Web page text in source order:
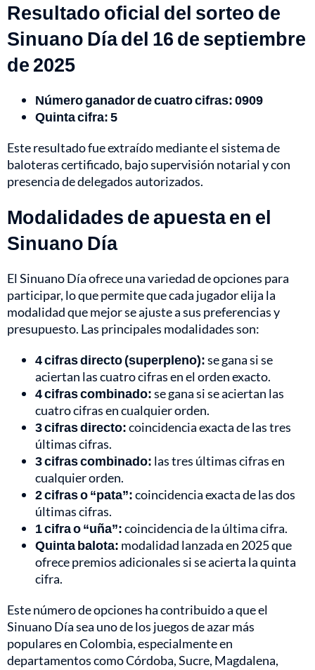
Resultado oficial del sorteo de
Sinuano Día del 16 de septiembre
de 2025
Número ganador de cuatro cifras: 0909
Quinta cifra:5
Este resultado fue extraído mediante el sistema de
baloteras certificado, bajo supervisión notarial y con
presencia de delegados autorizados.
Modalidades de apuesta en el
Sinuano Día
El Sinuano Día ofrece una variedad de opciones para
participar, lo que permite que cada jugador elija la
modalidad que mejor se ajuste a sus preferencias y
presupuesto. Las principales modalidades son:
4 cifras directo (superpleno):se gana si se
aciertan las cuatro cifras en el orden exacto.
4 cifras combinado:se gana si se aciertan las
cuatro cifras en cualquier orden.
3 cifras directo:coincidencia exacta de las tres
últimas cifras.
3 cifras combinado: las tres últimas cifras en
cualquier orden.
2 cifras o “pata”:coincidencia exacta de las dos
últimas cifras.
1 cifra o “uña”:coincidencia de la última cifra.
Quinta balota: modalidad lanzada en 2025 que
ofrece premios adicionales si se acierta la quinta
cifra.
Este número de opciones ha contribuido a que el
Sinuano Día sea uno de los juegos de azar más
populares en Colombia, especialmente en
departamentos como Córdoba, Sucre, Magdalena,